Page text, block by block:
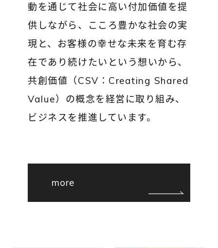
動を通じて社会に高い付加価値を提
供しながら、こころ豊かな社会の実
現と、お客様の幸せな未来を育む存
在であり続けたいという想いから、
共創価値（CSV：Creating Shared
Value）の概念を経営に取り組み、
ビジネスを推進しています。
more